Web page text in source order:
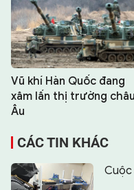
Vũ khí Hàn Quốc đang
xâm lấn thị trường châu
Âu
CÁC TIN KHÁC
Cuộc